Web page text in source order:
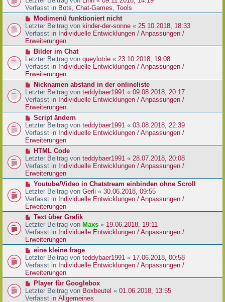
a
g
e
i
r
a
g
u
e
r
B
e
i
r
a
g
Verfasst in Bots, Chat-Games, Tools
N
e
u
e
r
B
e
i
t
a
g
Modimenü funktioniert nicht
Letzter Beitrag von kinder-der-sonne « 25.10.2018, 18:33
Verfasst in Individuelle Entwicklungen / Anpassungen /
Erweiterungen
N
e
u
e
r
B
e
i
t
a
g
Bilder im Chat
Letzter Beitrag von queylotrie « 23.10.2018, 19:08
Verfasst in Individuelle Entwicklungen / Anpassungen /
Erweiterungen
N
e
u
e
r
B
e
i
t
a
g
Nicknamen abstand in der onlineliste
Letzter Beitrag von teddybaer1991 « 09.08.2018, 20:17
Verfasst in Individuelle Entwicklungen / Anpassungen /
Erweiterungen
N
e
u
e
r
B
e
i
t
a
g
Script ändern
Letzter Beitrag von teddybaer1991 « 03.08.2018, 22:39
Verfasst in Individuelle Entwicklungen / Anpassungen /
Erweiterungen
N
e
u
e
r
B
e
i
t
a
g
HTML Code
Letzter Beitrag von teddybaer1991 « 28.07.2018, 20:08
Verfasst in Individuelle Entwicklungen / Anpassungen /
Erweiterungen
N
e
u
e
r
B
e
i
t
a
g
Youtube/Video in Chatstream einbinden ohne Scroll
Letzter Beitrag von Gerli « 30.06.2018, 09:55
Verfasst in Individuelle Entwicklungen / Anpassungen /
Erweiterungen
N
e
u
e
r
B
e
i
t
a
g
Text über Grafik
Letzter Beitrag von Maxs « 19.06.2018, 19:11
Verfasst in Individuelle Entwicklungen / Anpassungen /
Erweiterungen
N
e
u
e
r
B
e
eine kleine frage
Letzter Beitrag von teddybaer1991 « 17.06.2018, 00:58
Verfasst in Individuelle Entwicklungen / Anpassungen /
Erweiterungen
N
e
u
Player für Googlebox
Letzter Beitrag von Boxbeutel « 01.06.2018, 13:55
Verfasst in Allgemeines